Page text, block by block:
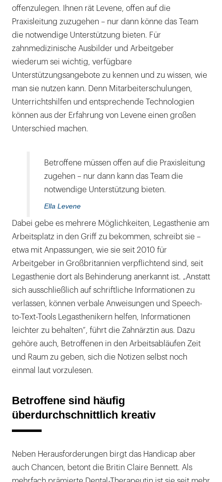
offenzulegen. Ihnen rät Levene, offen auf die
Praxisleitung zuzugehen – nur dann könne das Team
die notwendige Unterstützung bieten. Für
zahnmedizinische Ausbilder und Arbeitgeber
wiederum sei wichtig, verfügbare
Unterstützungsangebote zu kennen und zu wissen, wie
man sie nutzen kann. Denn Mitarbeiterschulungen,
Unterrichtshilfen und entsprechende Technologien
können aus der Erfahrung von Levene einen großen
Unterschied machen.
Betroffene müssen offen auf die Praxisleitung
zugehen – nur dann kann das Team die
notwendige Unterstützung bieten.
Ella Levene
Dabei gebe es mehrere Möglichkeiten, Legasthenie am
Arbeitsplatz in den Griff zu bekommen, schreibt sie –
etwa mit Anpassungen, wie sie seit 2010 für
Arbeitgeber in Großbritannien verpflichtend sind, seit
Legasthenie dort als Behinderung anerkannt ist. „Anstatt
sich ausschließlich auf schriftliche Informationen zu
verlassen, können verbale Anweisungen und Speech-
to-Text-Tools Legasthenikern helfen, Informationen
leichter zu behalten“, führt die Zahnärztin aus. Dazu
gehöre auch, Betroffenen in den Arbeitsabläufen Zeit
und Raum zu geben, sich die Notizen selbst noch
einmal laut vorzulesen.
Betroffene sind häufig
überdurchschnittlich kreativ
Neben Herausforderungen birgt das Handicap aber
auch Chancen, betont die Britin Claire Bennett. Als